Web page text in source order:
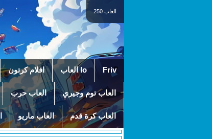
العاب 250
Friv Io العاب افلام كرتون
العاب توم وجيري العاب حرب
العاب كرة قدم العاب ماريو